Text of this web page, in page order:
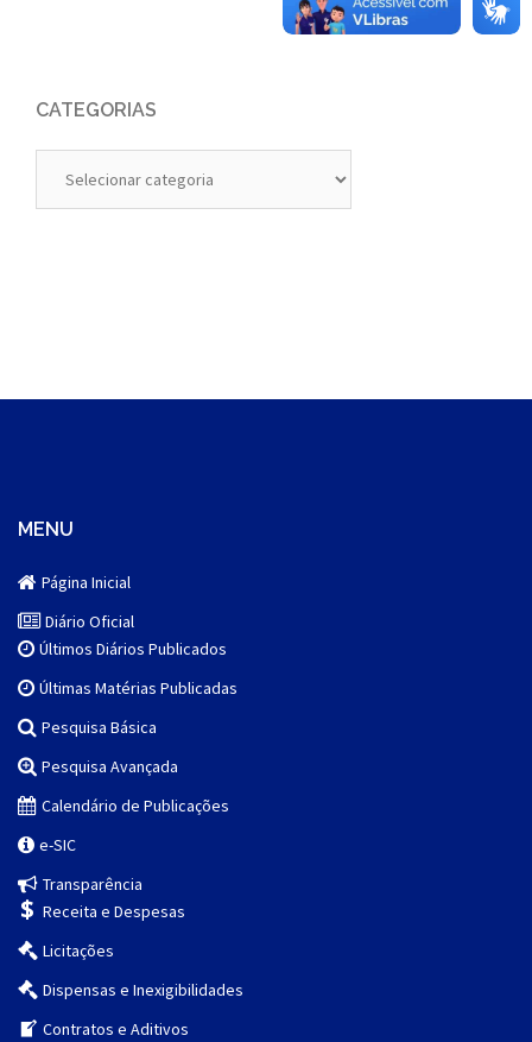
CATEGORIAS
MENU
Página Inicial
Diário Oficial
Últimos Diários Publicados
Últimas Matérias Publicadas
Pesquisa Básica
Pesquisa Avançada
Calendário de Publicações
e-SIC
Transparência
Receita e Despesas
Licitações
Dispensas e Inexigibilidades
Contratos e Aditivos